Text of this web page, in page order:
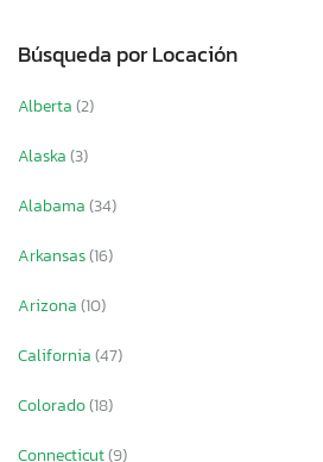
Búsqueda por Locación
Alberta(2)
Alaska(3)
Alabama(34)
Arkansas(16)
Arizona(10)
California(47)
Colorado(18)
Connecticut(9)